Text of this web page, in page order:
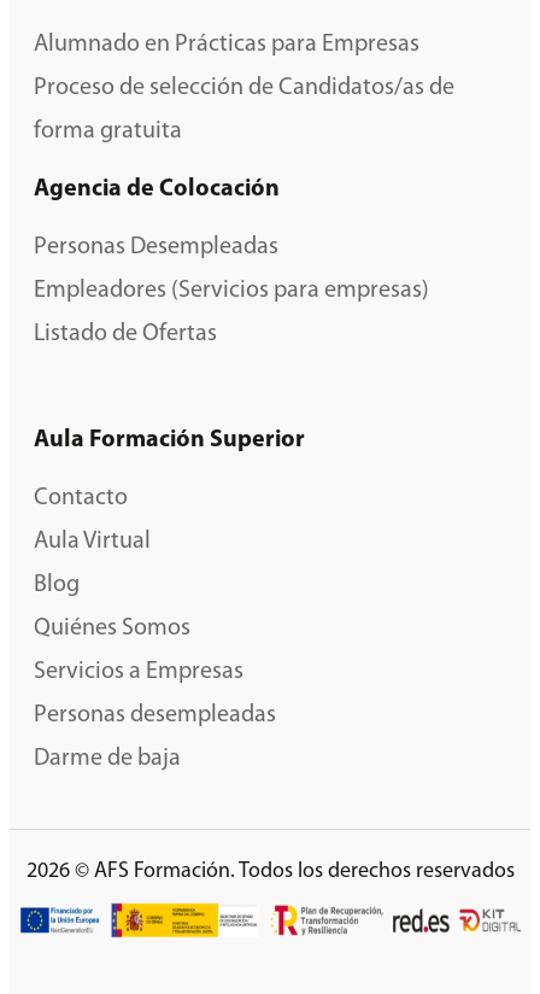
Alumnado en Prácticas para Empresas
Proceso de selección de Candidatos/as de
forma gratuita
Agencia de Colocación
Personas Desempleadas
Empleadores (Servicios para empresas)
Listado de Ofertas
Aula Formación Superior
Contacto
Aula Virtual
Blog
Quiénes Somos
Servicios a Empresas
Personas desempleadas
Darme de baja
2026 © AFS Formación. Todos los derechos reservados